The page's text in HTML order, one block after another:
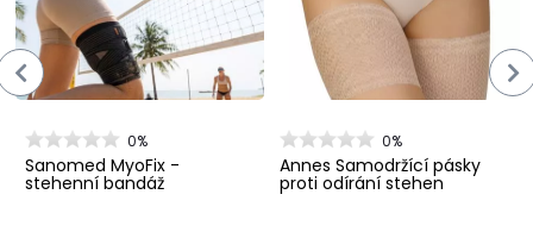
0%
Sanomed MyoFix -
stehenní bandáž
0%
Annes Samodržící pásky
proti odírání stehen